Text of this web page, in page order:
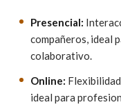
Presencial:
compañeros, ideal
colaborativo.
Online:
ideal para